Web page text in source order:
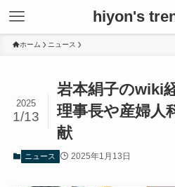
hiyon's
ホーム ニュース
岩本絹子のwiki
理事長や産婦人
献
2025
1/13
ニュース 2025年1月13日